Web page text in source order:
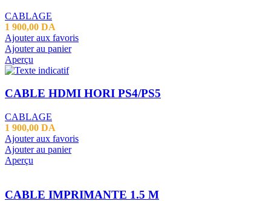
CABLAGE
1 900,00 DA
Ajouter aux favoris
Ajouter au panier
Aperçu
CABLE HDMI HORI PS4/PS5
CABLAGE
1 900,00 DA
Ajouter aux favoris
Ajouter au panier
Aperçu
CABLE IMPRIMANTE 1.5 M